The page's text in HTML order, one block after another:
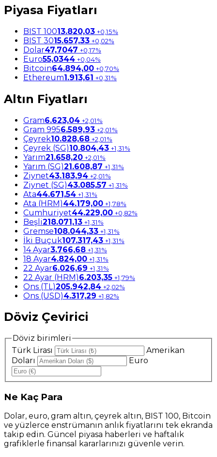
Piyasa Fiyatları
BIST 10013.820,03 +0,15%
BIST 3015.657,33 +0,02%
Dolar47,7047 +0,17%
Euro55,0344 +0,04%
Bitcoin64.894,00 +0,70%
Ethereum1.913,61 +0,31%
Altın Fiyatları
Gram6.623,04 +2,01%
Gram 9956.589,93 +2,01%
Çeyrek10.828,68 +2,01%
Çeyrek (SG)10.804,43 +1,31%
Yarım21.658,20 +2,01%
Yarım (SG)21.608,87 +1,31%
Ziynet43.183,94 +2,01%
Ziynet (SG)43.085,57 +1,31%
Ata44.671,54 +1,31%
Ata (HRM)44.179,00 +1,78%
Cumhuriyet44.229,00 +0,82%
Beşli218.071,13 +1,31%
Gremse108.044,33 +1,31%
İki Buçuk107.317,43 +1,31%
14 Ayar3.766,68 +1,31%
18 Ayar4.824,00 +1,31%
22 Ayar6.026,69 +1,31%
22 Ayar (HRM)6.203,35 +1,79%
Ons (TL)205.942,84 +2,02%
Ons (USD)4.317,29 +1,82%
Döviz Çevirici
Döviz birimleri
Türk Lirası
Amerikan
Doları
Euro
Ne Kaç Para
Dolar, euro, gram altın, çeyrek altın, BIST 100, Bitcoin
ve yüzlerce enstrümanın anlık fiyatlarını tek ekranda
takip edin. Güncel piyasa haberleri ve haftalık
grafiklerle finansal kararlarınızı güvenle verin.